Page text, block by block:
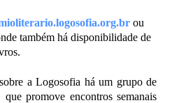
ou
também há disponibilidade de
a Logosofia há um grupo de
promove encontros semanais